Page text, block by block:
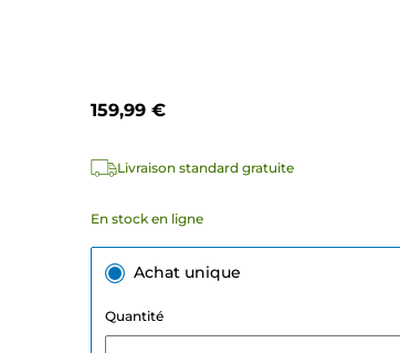
159,99 €
Livraison standard gratuite
En stock en ligne
Achat unique
Quantité